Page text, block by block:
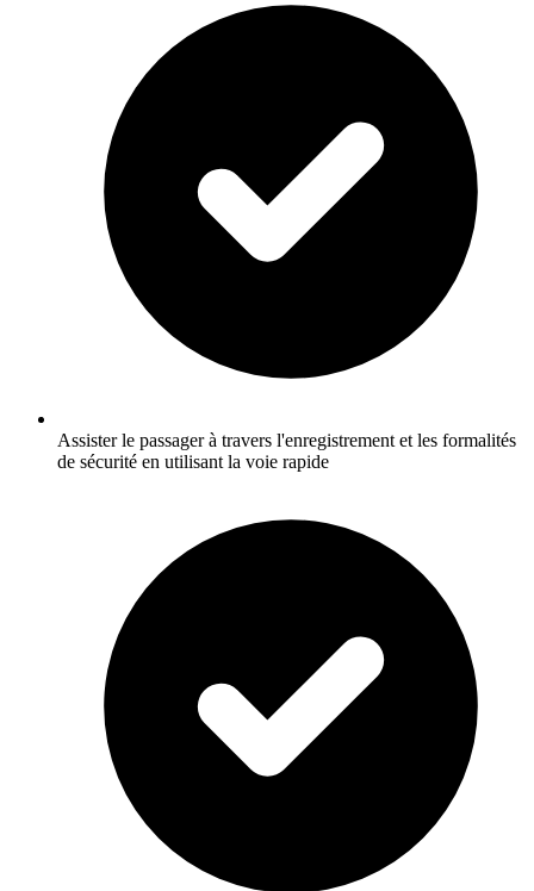
Assister le passager à travers l'enregistrement et les formalités
de sécurité en utilisant la voie rapide